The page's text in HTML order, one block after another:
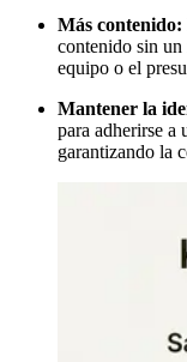
Más contenido:
contenido sin
equipo o el
Mantener la
para adherirse a
garantizando la